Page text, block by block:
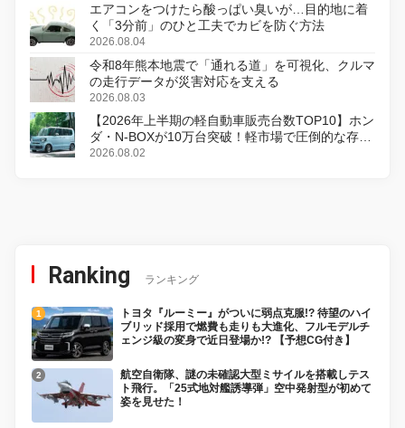
エアコンをつけたら酸っぱい臭いが…目的地に着
く「3分前」のひと工夫でカビを防ぐ方法
2026.08.04
令和8年熊本地震で「通れる道」を可視化、クルマ
の走行データが災害対応を支える
2026.08.03
【2026年上半期の軽自動車販売台数TOP10】ホン
ダ・N-BOXが10万台突破！軽市場で圧倒的な存在
感
2026.08.02
Ranking ランキング
トヨタ『ルーミー』がついに弱点克服!? 待望のハイ
ブリッド採用で燃費も走りも大進化、フルモデルチ
ェンジ級の変身で近日登場か!? 【予想CG付き】
航空自衛隊、謎の未確認大型ミサイルを搭載しテス
ト飛行。「25式地対艦誘導弾」空中発射型が初めて
姿を見せた！